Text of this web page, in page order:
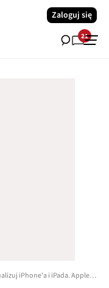
Zaloguj się
21
Pilnie zaktualizuj iPhone'a i iPada. Apple łata krytyczne zagrożenie